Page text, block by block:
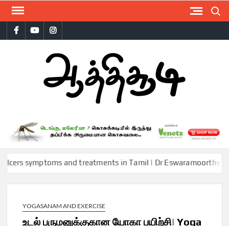
Skip
contentFacebookYoutubeInstagram
and treatments in Tamil | Dr Eswaramoorthy |
YOGASANAM AND EXERCISE
உடல் பருமனுக்குகான யோகா பயிற்சி| Yoga